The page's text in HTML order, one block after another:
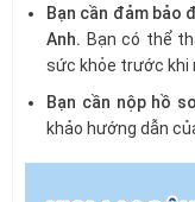
Bạn cần đảm bảo
Anh. Bạn có thể
sức khỏe trước khi
Bạn cần nộp hồ
khảo hướng dẫn